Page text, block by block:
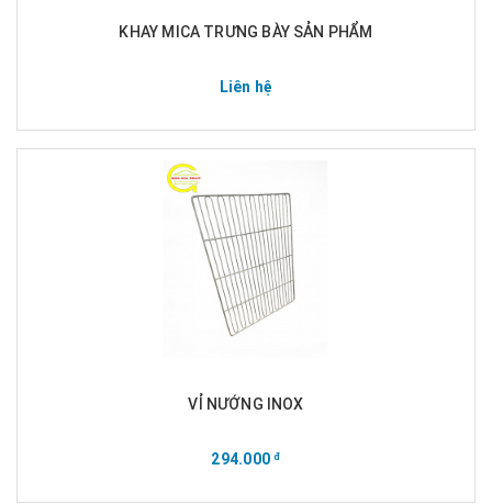
KHAY MICA TRƯNG BÀY SẢN PHẨM
Liên hệ
VỈ NƯỚNG INOX
294.000đ